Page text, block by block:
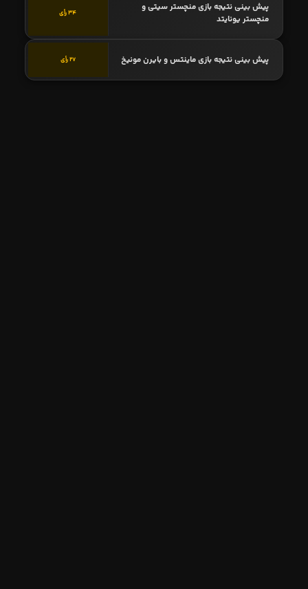
پیش بینی نتیجه بازی منچستر سیتی و
منچستر یونایتد
34 رأی
پیش بینی نتیجه بازی ماینتس و بایرن مونیخ 27 رأی